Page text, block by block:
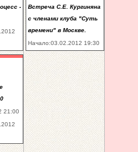
-
21:00
Встреча С.Е. Кургиняна
с членами клуба "Суть
времени" в Москве.
Начало:03.02.2012 19:30